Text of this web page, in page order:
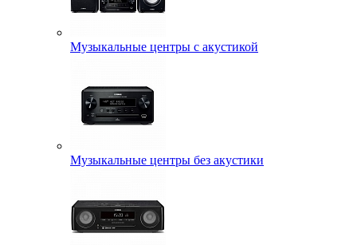
Музыкальные центры с акустикой
Музыкальные центры без акустики